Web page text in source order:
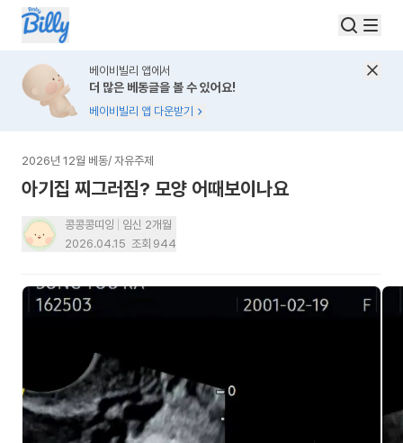
베이비빌리 앱에서
더 많은 베동글을 볼 수 있어요!
베이비빌리 앱 다운받기
2026년 12월 베동/ 자유주제
아기집 찌그러짐? 모양 어때보이나요
콩콩콩띠잉
임신 2개월
2026.04.15 조회 944